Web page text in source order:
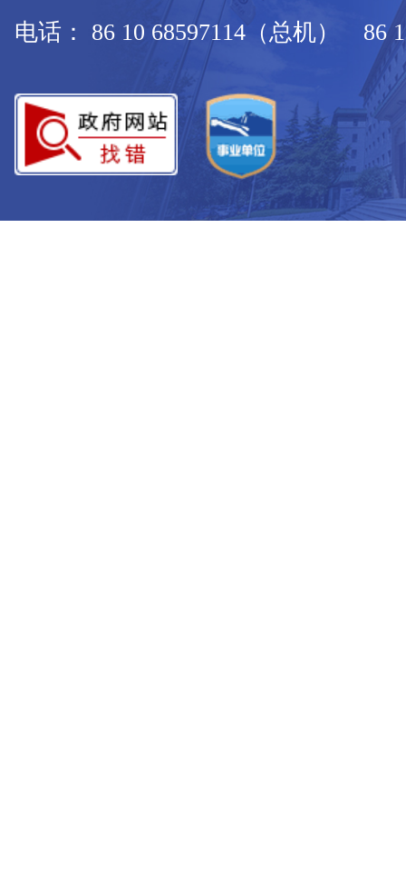
电话： 86 10 68597114（总机） 86